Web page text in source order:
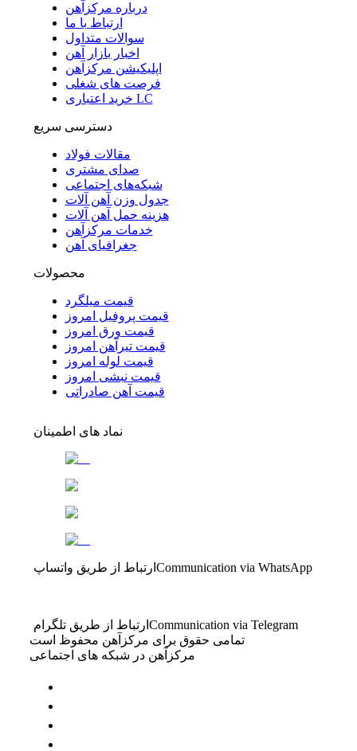
درباره مرکزآهن
ارتباط با ما
سوالات متداول
اخبار بازار آهن
اپلیکیشن مرکزآهن
فرصت های شغلی
خرید اعتباری LC
دسترسی سریع
مقالات فولاد
صدای مشتری
شبکه‌های اجتماعی
جدول وزن آهن آلات
هزینه حمل آهن آلات
خدمات مرکزآهن
جغرافیای آهن
محصولات
قیمت میلگرد
قیمت پروفیل امروز
قیمت ورق امروز
قیمت تیرآهن امروز
قیمت لوله امروز
قیمت نبشی امروز
قیمت آهن صادراتی
نماد های اطمینان
ارتباط از طریق واتساپ Communication via WhatsApp
ارتباط از طریق تلگرام Communication via Telegram
تمامی حقوق برای مرکزآهن محفوظ است
مرکزآهن در شبکه های اجتماعی